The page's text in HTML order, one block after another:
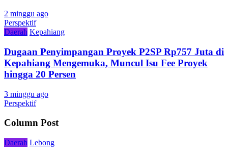
2 minggu ago
Perspektif
Daerah Kepahiang
Dugaan Penyimpangan Proyek P2SP Rp757 Juta di
Kepahiang Mengemuka, Muncul Isu Fee Proyek
hingga 20 Persen
3 minggu ago
Perspektif
Column Post
Daerah Lebong